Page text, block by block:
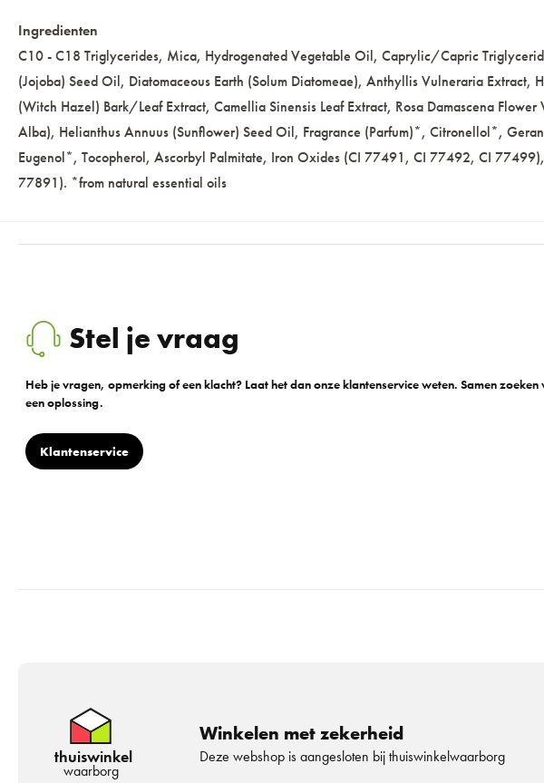
Ingredienten
C10 - C18 Triglycerides, Mica, Hydrogenated Vegetable Oil, Caprylic/Capric
(Jojoba) Seed Oil, Diatomaceous Earth (Solum Diatomeae), Anthyllis Vulneraria Extract,
(Witch Hazel) Bark/Leaf Extract, Camellia Sinensis Leaf Extract, Rosa Damascena
Alba), Helianthus Annuus (Sunflower) Seed Oil, Fragrance (Parfum)*, Citronellol*,
Eugenol*, Tocopherol, Ascorbyl Palmitate, Iron Oxides (CI 77491, CI 77492, CI
77891). *from natural essential oils
Stel je vraag
Heb je vragen, opmerking of een klacht? Laat het dan onze klantenservice weten. Samen zoeken
een oplossing.
Klantenservice
thuiswinkel
waarborg
Winkelen met zekerheid
Deze webshop is aangesloten bij thuiswinkelwaarborg